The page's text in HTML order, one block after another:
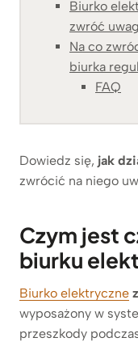
Biurko
zwróć
Na co
biurka
FAQ
Dowiedz się, jak
zwrócić na niego
Czym jest
biurku
Biurko elektryczne
wyposażony w
przeszkody